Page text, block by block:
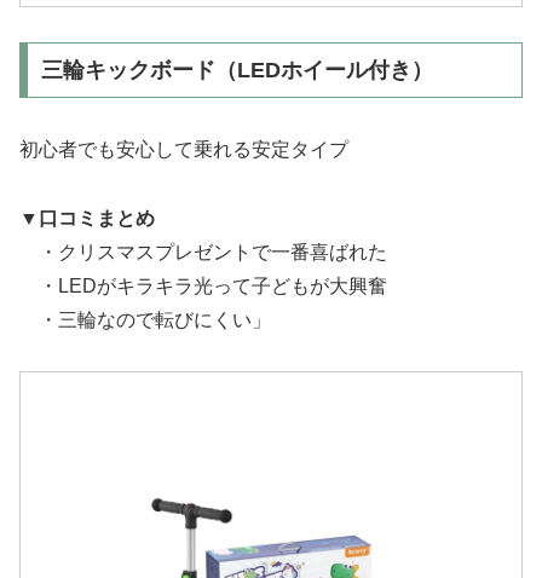
三輪キックボード（LEDホイール付き）
初心者でも安心して乗れる安定タイプ
▼口コミまとめ
・クリスマスプレゼントで一番喜ばれた
・LEDがキラキラ光って子どもが大興奮
・三輪なので転びにくい」